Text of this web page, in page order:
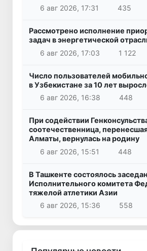
6 авг 2026, 17:31
435
Рассмотрено исполнение
задач в энергетической
6 авг 2026, 17:03
1 122
Число пользователей
в Узбекистане за 10 лет
6 авг 2026, 16:38
448
При содействии
соотечественница,
Алматы, вернулась на родину
6 авг 2026, 15:51
448
В Ташкенте состоялось
Исполнительного комитета
тяжелой атлетики Азии
6 авг 2026, 15:36
558